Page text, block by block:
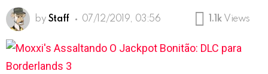
by Staff 07/12/2019, 03:56 1.1k Views